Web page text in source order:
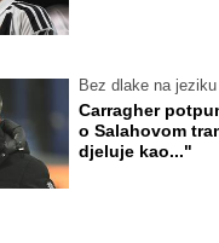
Bez dlake na jeziku
Carragher
o Salahovom
djeluje kao..."